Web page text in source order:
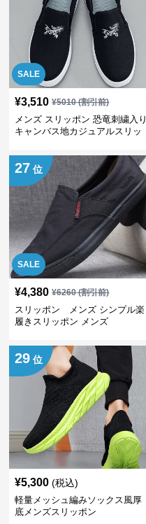
SALE
¥3,510 ¥5010(割引前)
メンズ スリッポン 恐竜刺繍入り
キャンバス地カジュアルスリッ
SALE
27 位
¥4,380 ¥6260(割引前)
スリッポン メンズ シンプル楽
履きスリッポン メンズ
29 位
¥5,300 (税込)
軽量メッシュ編みソックス風厚
底メンズスリッポン